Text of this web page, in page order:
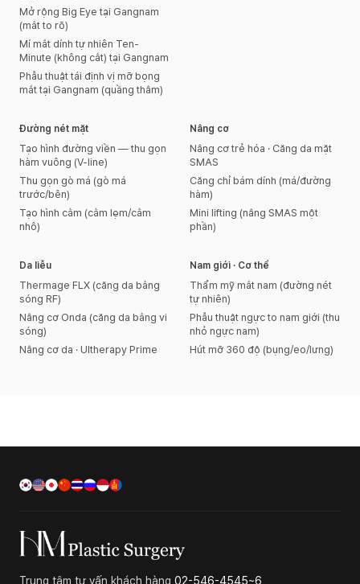
Mở rộng Big Eye tại Gangnam
(mắt to rõ)
Mí mắt dính tự nhiên Ten-
Minute (không cắt) tại Gangnam
Phẫu thuật tái định vị mỡ bọng
mắt tại Gangnam (quầng thâm)
Đường nét mặt
Tạo hình đường viền — thu gọn
hàm vuông (V-line)
Thu gọn gò má (gò má
trước/bên)
Tạo hình cằm (cằm lẹm/cằm
nhô)
Nâng cơ
Nâng cơ trẻ hóa · Căng da mặt
SMAS
Căng chỉ bám dính (má/đường
hàm)
Mini lifting (nâng SMAS một
phần)
Da liễu
Thermage FLX (căng da bằng
sóng RF)
Nâng cơ Onda (căng da bằng vi
sóng)
Nâng cơ da · Ultherapy Prime
Nam giới · Cơ thể
Thẩm mỹ mắt nam (đường nét
tự nhiên)
Phẫu thuật ngực to nam giới (thu
nhỏ ngực nam)
Hút mỡ 360 độ (bụng/eo/lưng)
Trung tâm tư vấn khách hàng 02-546-4545~6